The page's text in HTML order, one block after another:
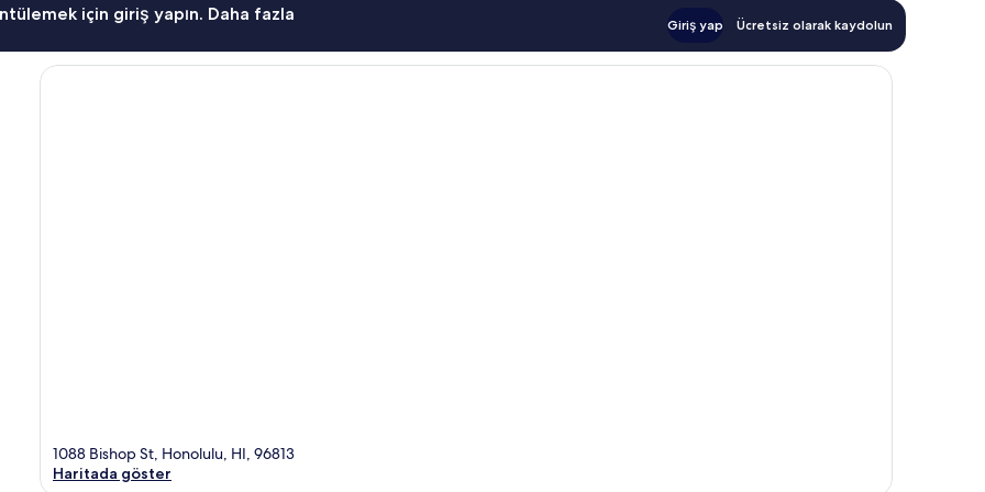
için giriş yapın. Daha fazla
Giriş yap Ücretsiz olarak kaydolun
1088 Bishop St, Honolulu, HI, 96813
Haritada göster